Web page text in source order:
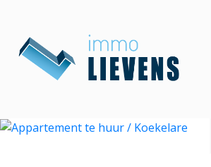
Terug naar overzicht